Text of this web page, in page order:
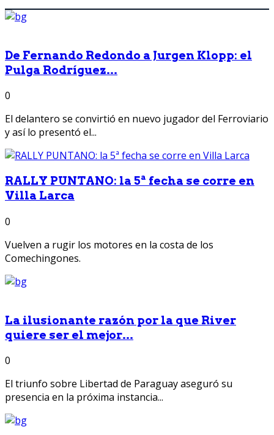
De Fernando Redondo a Jurgen Klopp: el
Pulga Rodríguez...
0
El delantero se convirtió en nuevo jugador del Ferroviario
y así lo presentó el...
RALLY PUNTANO: la 5ª fecha se corre en
Villa Larca
0
Vuelven a rugir los motores en la costa de los
Comechingones.
La ilusionante razón por la que River
quiere ser el mejor...
0
El triunfo sobre Libertad de Paraguay aseguró su
presencia en la próxima instancia...